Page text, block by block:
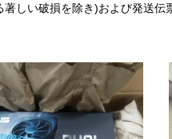
しい破損を除き)および発送